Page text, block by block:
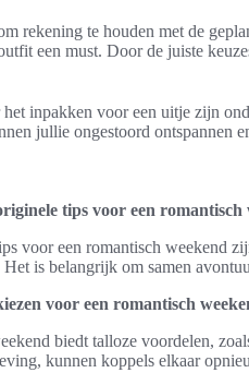
rekening te houden met de
een must. Door de juiste
inpakken voor een uitje zijn
jullie ongestoord ontspannen
tips voor een romantisch
voor een romantisch weekend
Het is belangrijk om samen
voor een romantisch
biedt talloze voordelen,
kunnen koppels elkaar